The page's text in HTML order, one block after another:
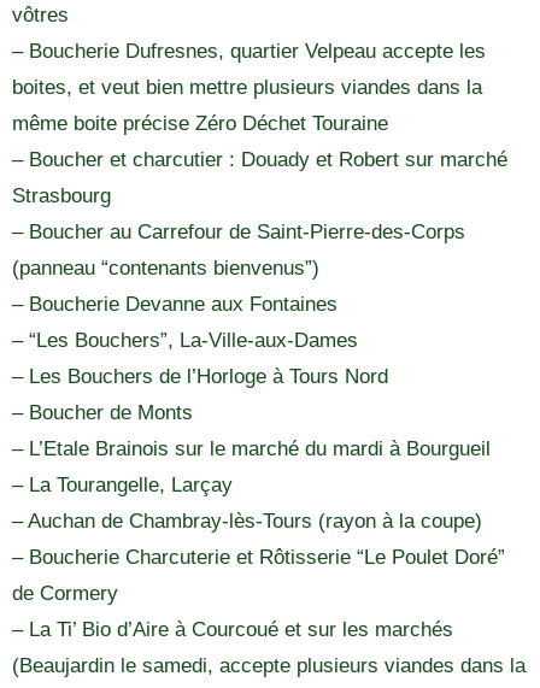
vôtres
– Boucherie Dufresnes, quartier Velpeau accepte les
boites, et veut bien mettre plusieurs viandes dans la
même boite précise Zéro Déchet Touraine
– Boucher et charcutier : Douady et Robert sur marché
Strasbourg
– Boucher au Carrefour de Saint-Pierre-des-Corps
(panneau “contenants bienvenus”)
– Boucherie Devanne aux Fontaines
– “Les Bouchers”, La-Ville-aux-Dames
– Les Bouchers de l’Horloge à Tours Nord
– Boucher de Monts
– L’Etale Brainois sur le marché du mardi à Bourgueil
– La Tourangelle, Larçay
– Auchan de Chambray-lès-Tours (rayon à la coupe)
– Boucherie Charcuterie et Rôtisserie “Le Poulet Doré”
de Cormery
– La Ti’ Bio d’Aire à Courcoué et sur les marchés
(Beaujardin le samedi, accepte plusieurs viandes dans la